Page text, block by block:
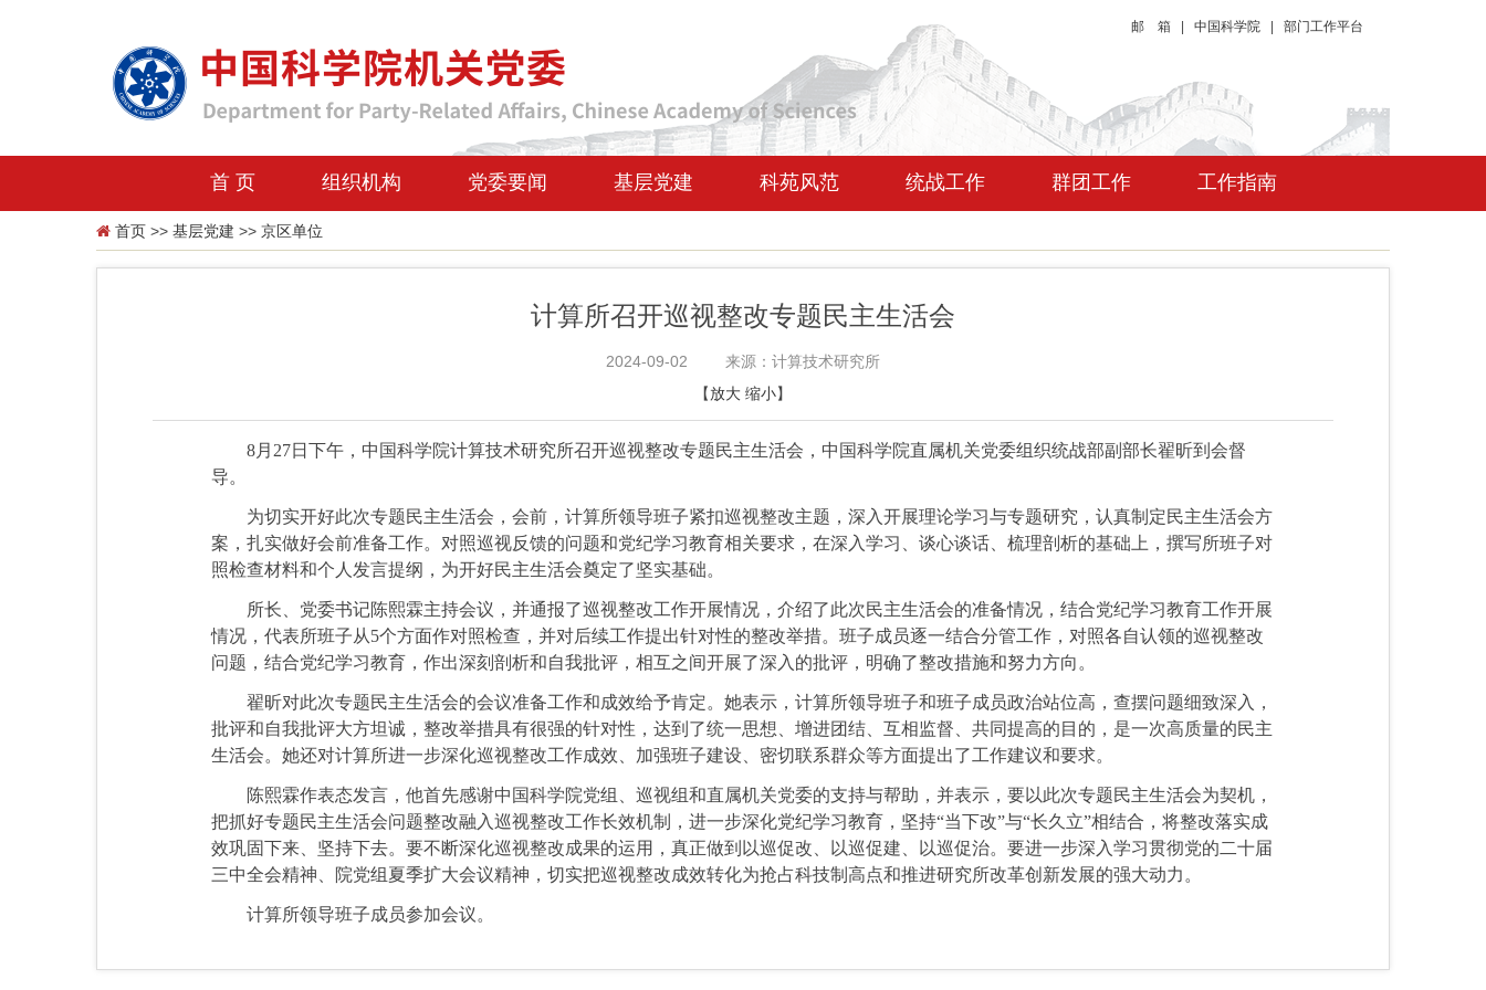
邮 箱 中国科学院 部门工作平台
首 页 组织机构 党委要闻 基层党建 科苑风范 统战工作 群团工作 工作指南
首页 >> 基层党建 >> 京区单位
计算所召开巡视整改专题民主生活会
2024-09-02
来源：计算技术研究所
【放大 缩小】
8月27日下午，中国科学院计算技术研究所召开巡视整改专题民主生活会，中国科学院直属机关党委组织统战部副部长翟昕到会督
导。
为切实开好此次专题民主生活会，会前，计算所领导班子紧扣巡视整改主题，深入开展理论学习与专题研究，认真制定民主生活会方
案，扎实做好会前准备工作。对照巡视反馈的问题和党纪学习教育相关要求，在深入学习、谈心谈话、梳理剖析的基础上，撰写所班子对
照检查材料和个人发言提纲，为开好民主生活会奠定了坚实基础。
所长、党委书记陈熙霖主持会议，并通报了巡视整改工作开展情况，介绍了此次民主生活会的准备情况，结合党纪学习教育工作开展
情况，代表所班子从5个方面作对照检查，并对后续工作提出针对性的整改举措。班子成员逐一结合分管工作，对照各自认领的巡视整改
问题，结合党纪学习教育，作出深刻剖析和自我批评，相互之间开展了深入的批评，明确了整改措施和努力方向。
翟昕对此次专题民主生活会的会议准备工作和成效给予肯定。她表示，计算所领导班子和班子成员政治站位高，查摆问题细致深入，
批评和自我批评大方坦诚，整改举措具有很强的针对性，达到了统一思想、增进团结、互相监督、共同提高的目的，是一次高质量的民主
生活会。她还对计算所进一步深化巡视整改工作成效、加强班子建设、密切联系群众等方面提出了工作建议和要求。
陈熙霖作表态发言，他首先感谢中国科学院党组、巡视组和直属机关党委的支持与帮助，并表示，要以此次专题民主生活会为契机，
把抓好专题民主生活会问题整改融入巡视整改工作长效机制，进一步深化党纪学习教育，坚持“当下改”与“长久立”相结合，将整改落实成
效巩固下来、坚持下去。要不断深化巡视整改成果的运用，真正做到以巡促改、以巡促建、以巡促治。要进一步深入学习贯彻党的二十届
三中全会精神、院党组夏季扩大会议精神，切实把巡视整改成效转化为抢占科技制高点和推进研究所改革创新发展的强大动力。
计算所领导班子成员参加会议。